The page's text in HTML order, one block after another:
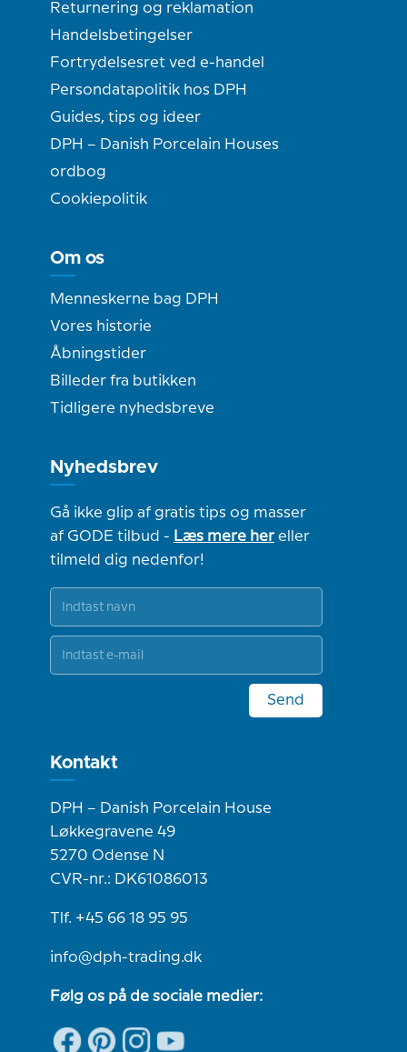
Returnering og reklamation
Handelsbetingelser
Fortrydelsesret ved e-handel
Persondatapolitik hos DPH
Guides, tips og ideer
DPH – Danish Porcelain Houses
ordbog
Cookiepolitik
Om os
Menneskerne bag DPH
Vores historie
Åbningstider
Billeder fra butikken
Tidligere nyhedsbreve
Nyhedsbrev
Gå ikke glip af gratis tips og masser
af GODE tilbud - Læs mere hereller
tilmeld dig nedenfor!
Send
Kontakt
DPH – Danish Porcelain House
Løkkegravene 49
5270 Odense N
CVR-nr.: DK61086013
Tlf. +45 66 18 95 95
info@dph-trading.dk
Følg os på de sociale medier: